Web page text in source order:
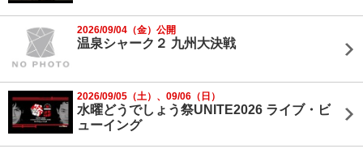
2026/09/04（金）公開
温泉シャーク２ 九州大決戦
2026/09/05（土）、09/06（日）
水曜どうでしょう祭UNITE2026 ライブ・ビ
ューイング